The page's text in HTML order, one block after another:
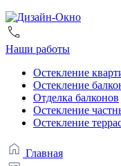
Наши работы
Остекление
Остекление
Отделка балконов
Остекление
Остекление
Главная